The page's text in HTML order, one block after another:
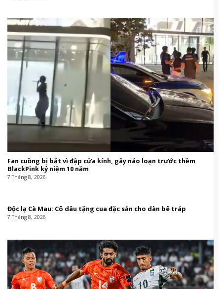
Fan cuồng bị bắt vì đập cửa kính, gây náo loạn trước thềm
BlackPink kỷ niệm 10 năm
7 Tháng 8, 2026
Độc lạ Cà Mau: Cô dâu tặng cua đặc sản cho dàn bê tráp
7 Tháng 8, 2026